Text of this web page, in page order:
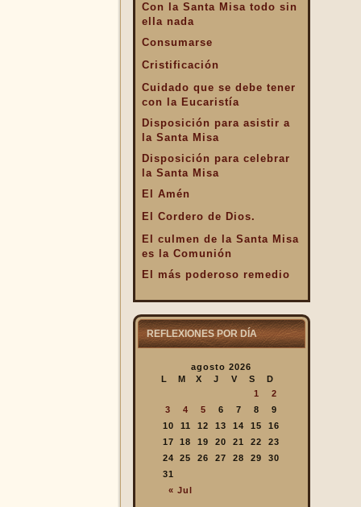
Con la Santa Misa todo sin
ella nada
Consumarse
Cristificación
Cuidado que se debe tener
con la Eucaristía
Disposición para asistir a
la Santa Misa
Disposición para celebrar
la Santa Misa
El Amén
El Cordero de Dios.
El culmen de la Santa Misa
es la Comunión
El más poderoso remedio
El Pan de la Palabra y el
El Pan nuestro de cada día.
El valor infinto de la Santa
En la Santa Misa Dios nos
da todo
En la Santa Misa la Iglesia
se ofrece a sí misma
En la Santa Misa recibimos
REFLEXIONES POR DÍA
agosto 2026
L
M X J V S D
« Jul
1
2
3
4 5 6 7 8
9
10
11 12 13 14 15
16
17
18 19 20 21 22
23
24
25 26 27 28 29
30
31